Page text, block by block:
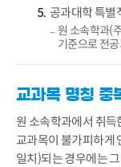
공과대학 특별
원 소속학과(
기준으로 전
교과목 명칭 중
원 소속학과에서 취
교과목이 불가피하게
일치)되는 경우에는